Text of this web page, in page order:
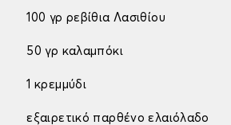
100 γρ ρεβίθια Λασιθίου
50 γρ καλαμπόκι
1 κρεμμύδι
εξαιρετικό παρθένο ελαιόλαδο